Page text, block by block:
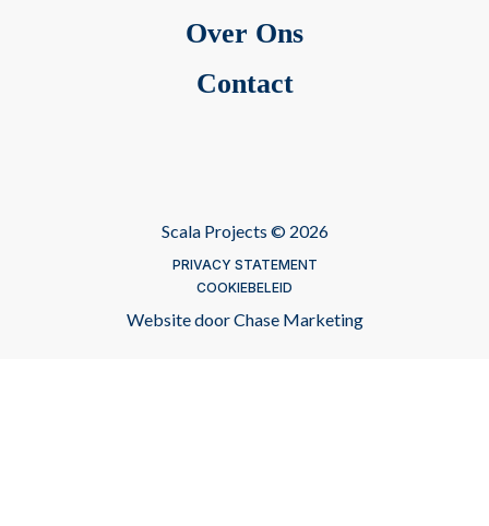
Over Ons
Contact
Scala Projects © 2026
PRIVACY STATEMENT
COOKIEBELEID
Website doorChase Marketing